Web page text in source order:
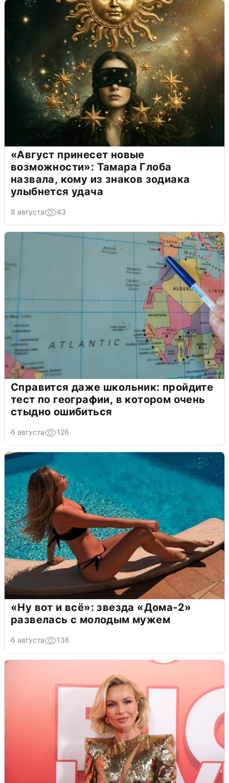
«Август принесет новые
возможности»: Тамара Глоба
назвала, кому из знаков зодиака
улыбнется удача
8 августа 43
Справится даже школьник: пройдите
тест по географии, в котором очень
стыдно ошибиться
6 августа 126
«Ну вот и всё»: звезда «Дома-2»
развелась с молодым мужем
6 августа 136